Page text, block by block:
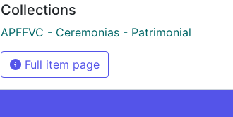
Collections
APFFVC - Ceremonias - Patrimonial
Full item page